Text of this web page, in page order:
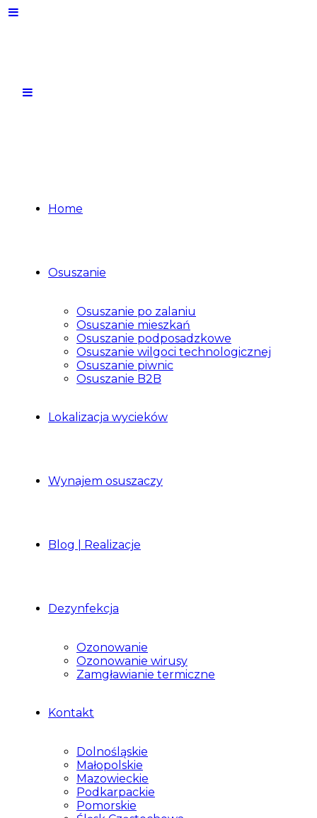
Home
Osuszanie
Osuszanie po zalaniu
Osuszanie mieszkań
Osuszanie podposadzkowe
Osuszanie wilgoci technologicznej
Osuszanie piwnic
Osuszanie B2B
Lokalizacja wycieków
Wynajem osuszaczy
Blog | Realizacje
Dezynfekcja
Ozonowanie
Ozonowanie wirusy
Zamgławianie termiczne
Kontakt
Dolnośląskie
Małopolskie
Mazowieckie
Podkarpackie
Pomorskie